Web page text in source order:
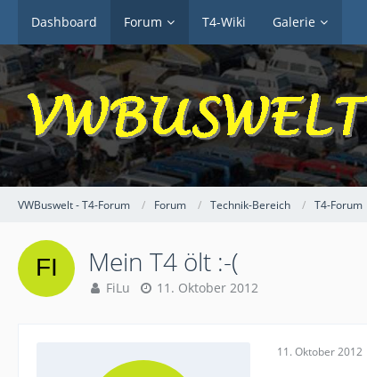
Dashboard Forum T4-Wiki Galerie
VWBuswelt - T4-Forum Forum Technik-Bereich T4-Forum
Mein T4 ölt :-(
FiLu 11. Oktober 2012
11. Oktober 2012